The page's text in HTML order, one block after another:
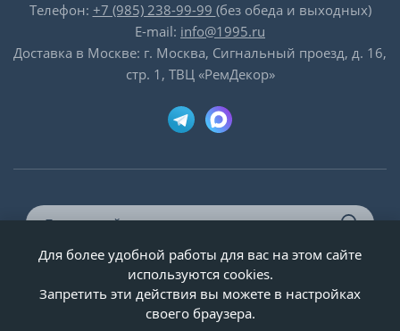
Телефон: +7 (985) 238-99-99 (без обеда и выходных)
E-mail: info@1995.ru
Доставка в Москве: г. Москва, Сигнальный проезд, д. 16,
стр. 1, ТВЦ «РемДекор»
© ООО «Двери-и-точка», ИНН 5020092947, 1995-2026 г.
Для более удобной работы для вас на этом сайте
используются cookies.
Запретить эти действия вы можете в настройках
своего браузера.